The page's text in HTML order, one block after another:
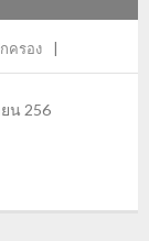
ครอง
น 256